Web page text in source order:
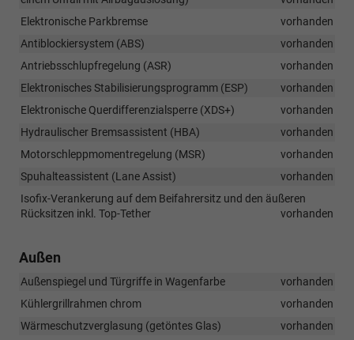
Elektronische Parkbremse
vorhanden
Antiblockiersystem (ABS)
vorhanden
Antriebsschlupfregelung (ASR)
vorhanden
Elektronisches Stabilisierungsprogramm (ESP)
vorhanden
Elektronische Querdifferenzialsperre (XDS+)
vorhanden
Hydraulischer Bremsassistent (HBA)
vorhanden
Motorschleppmomentregelung (MSR)
vorhanden
Spuhalteassistent (Lane Assist)
vorhanden
Isofix-Verankerung auf dem Beifahrersitz und den äußeren
Rücksitzen inkl. Top-Tether
vorhanden
Außen
Außenspiegel und Türgriffe in Wagenfarbe
vorhanden
Kühlergrillrahmen chrom
vorhanden
Wärmeschutzverglasung (getöntes Glas)
vorhanden